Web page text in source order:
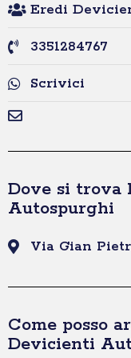
Eredi
3351284767
Scrivici
Dove si trova
Autospurghi
Via Gian
Come posso
Devicienti